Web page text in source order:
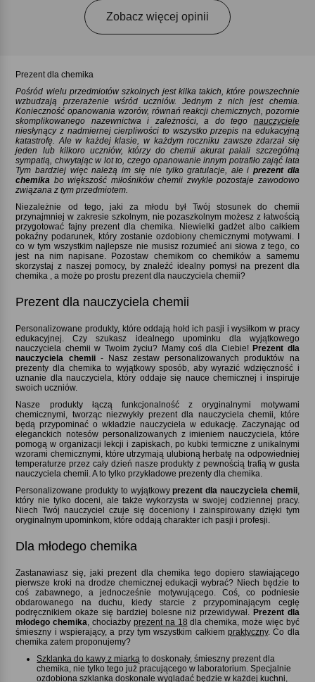
Zobacz więcej opinii
Prezent dla chemika
Pośród wielu przedmiotów szkolnych jest kilka takich, które powszechnie
wzbudzają przerażenie wśród uczniów. Jednym z nich jest chemia.
Konieczność opanowania wzorów, równań reakcji chemicznych, pozornie
skomplikowanego nazewnictwa i zależności, a do tego nauczyciele
niesłynący z nadmiernej cierpliwości to wszystko przepis na edukacyjną
katastrofę. Ale w każdej klasie, w każdym roczniku zawsze zdarzał się
jeden lub kilkoro uczniów, którzy do chemii akurat pałali szczególną
sympatią, chwytając w lot to, czego opanowanie innym potrafiło zająć lata
Tym bardziej więc należą im się nie tylko gratulacje, ale iprezent dla
chemika bo większość miłośników chemii zwykle pozostaje zawodowo
związana z tym przedmiotem.
Niezależnie od tego, jaki za młodu był Twój stosunek do chemii
przynajmniej w zakresie szkolnym, nie pozaszkolnym możesz z łatwością
przygotować fajny prezent dla chemika. Niewielki gadżet albo całkiem
pokaźny podarunek, który zostanie ozdobiony chemicznymi motywami. I
co w tym wszystkim najlepsze nie musisz rozumieć ani słowa z tego, co
jest na nim napisane. Pozostaw chemikom co chemików a samemu
skorzystaj z naszej pomocy, by znaleźć idealny pomysł na prezent dla
chemika , a może po prostu prezent dla nauczyciela chemii
Prezent dla nauczyciela chemii
Personalizowane produkty, które oddają hołd ich pasji i wysiłkom w pracy
edukacyjnej. Czy szukasz idealnego upominku dla wyjątkowego
nauczyciela chemii w Twoim życiu? Mamy coś dla Ciebie!Prezent dla
nauczyciela chemii- Nasz zestaw personalizowanych produktów na
prezenty dla chemika to wyjątkowy sposób, aby wyrazić wdzięczność i
uznanie dla nauczyciela, który oddaje się nauce chemicznej i inspiruje
swoich uczniów.
Nasze produkty łączą funkcjonalność z oryginalnymi motywami
chemicznymi, tworząc niezwykły prezent dla nauczyciela chemii, które
będą przypominać o wkładzie nauczyciela w edukację. Zaczynając od
eleganckich notesów personalizowanych z imieniem nauczyciela, które
pomogą w organizacji lekcji i zapiskach, po kubki termiczne z unikalnymi
wzorami chemicznymi, które utrzymają ulubioną herbatę na odpowiedniej
temperaturze przez cały dzień nasze produkty z pewnością trafią w gusta
nauczyciela chemii. A to tylko przykładowe prezenty dla chemika.
Personalizowane produkty to wyjątkowyprezent dla nauczyciela chemii,
który nie tylko doceni, ale także wykorzysta w swojej codziennej pracy.
Niech Twój nauczyciel czuje się doceniony i zainspirowany dzięki tym
oryginalnym upominkom, które oddają charakter ich pasji i profesji.
Dla młodego chemika
Zastanawiasz się, jaki prezent dla chemika tego dopiero stawiającego
pierwsze kroki na drodze chemicznej edukacji wybrać? Niech będzie to
coś zabawnego, a jednocześnie motywującego. Coś, co podniesie
obdarowanego na duchu, kiedy starcie z przypominającym cegłę
podręcznikiem okaże się bardziej bolesne niż przewidywał. Prezent dla
młodego chemika , chociażby prezent na 18 dla chemika, może więc być
śmieszny i wspierający, a przy tym wszystkim całkiem praktyczny. Co dla
chemika zatem proponujemy
Szklanka do kawy z miarką to doskonały, śmieszny prezent dla
chemika, nie tylko tego już pracującego w laboratorium. Specjalnie
ozdobionaszklanka doskonale wyglądać będzie w każdej kuchni,